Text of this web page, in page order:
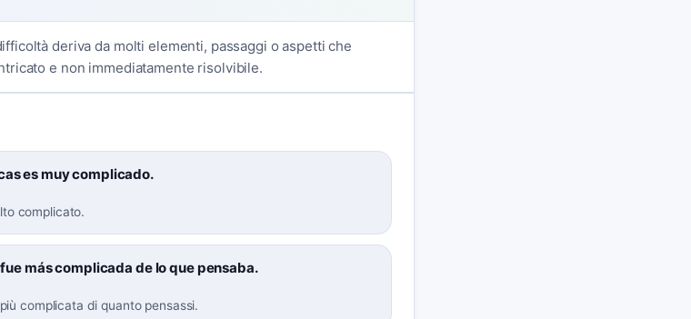
deriva da molti elementi, passaggi o aspetti che
e non immediatamente risolvibile.
es muy complicado.
complicato.
más complicada de lo que pensaba.
complicata di quanto pensassi.